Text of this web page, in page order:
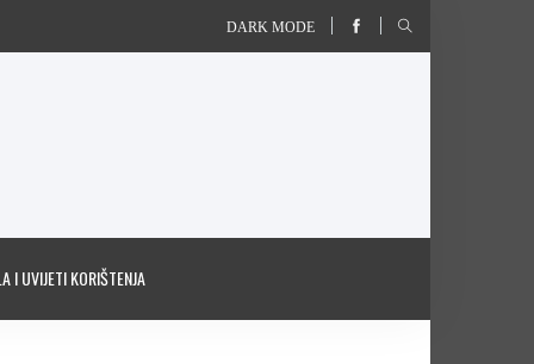
DARK MODE
I UVIJETI KORIŠTENJA